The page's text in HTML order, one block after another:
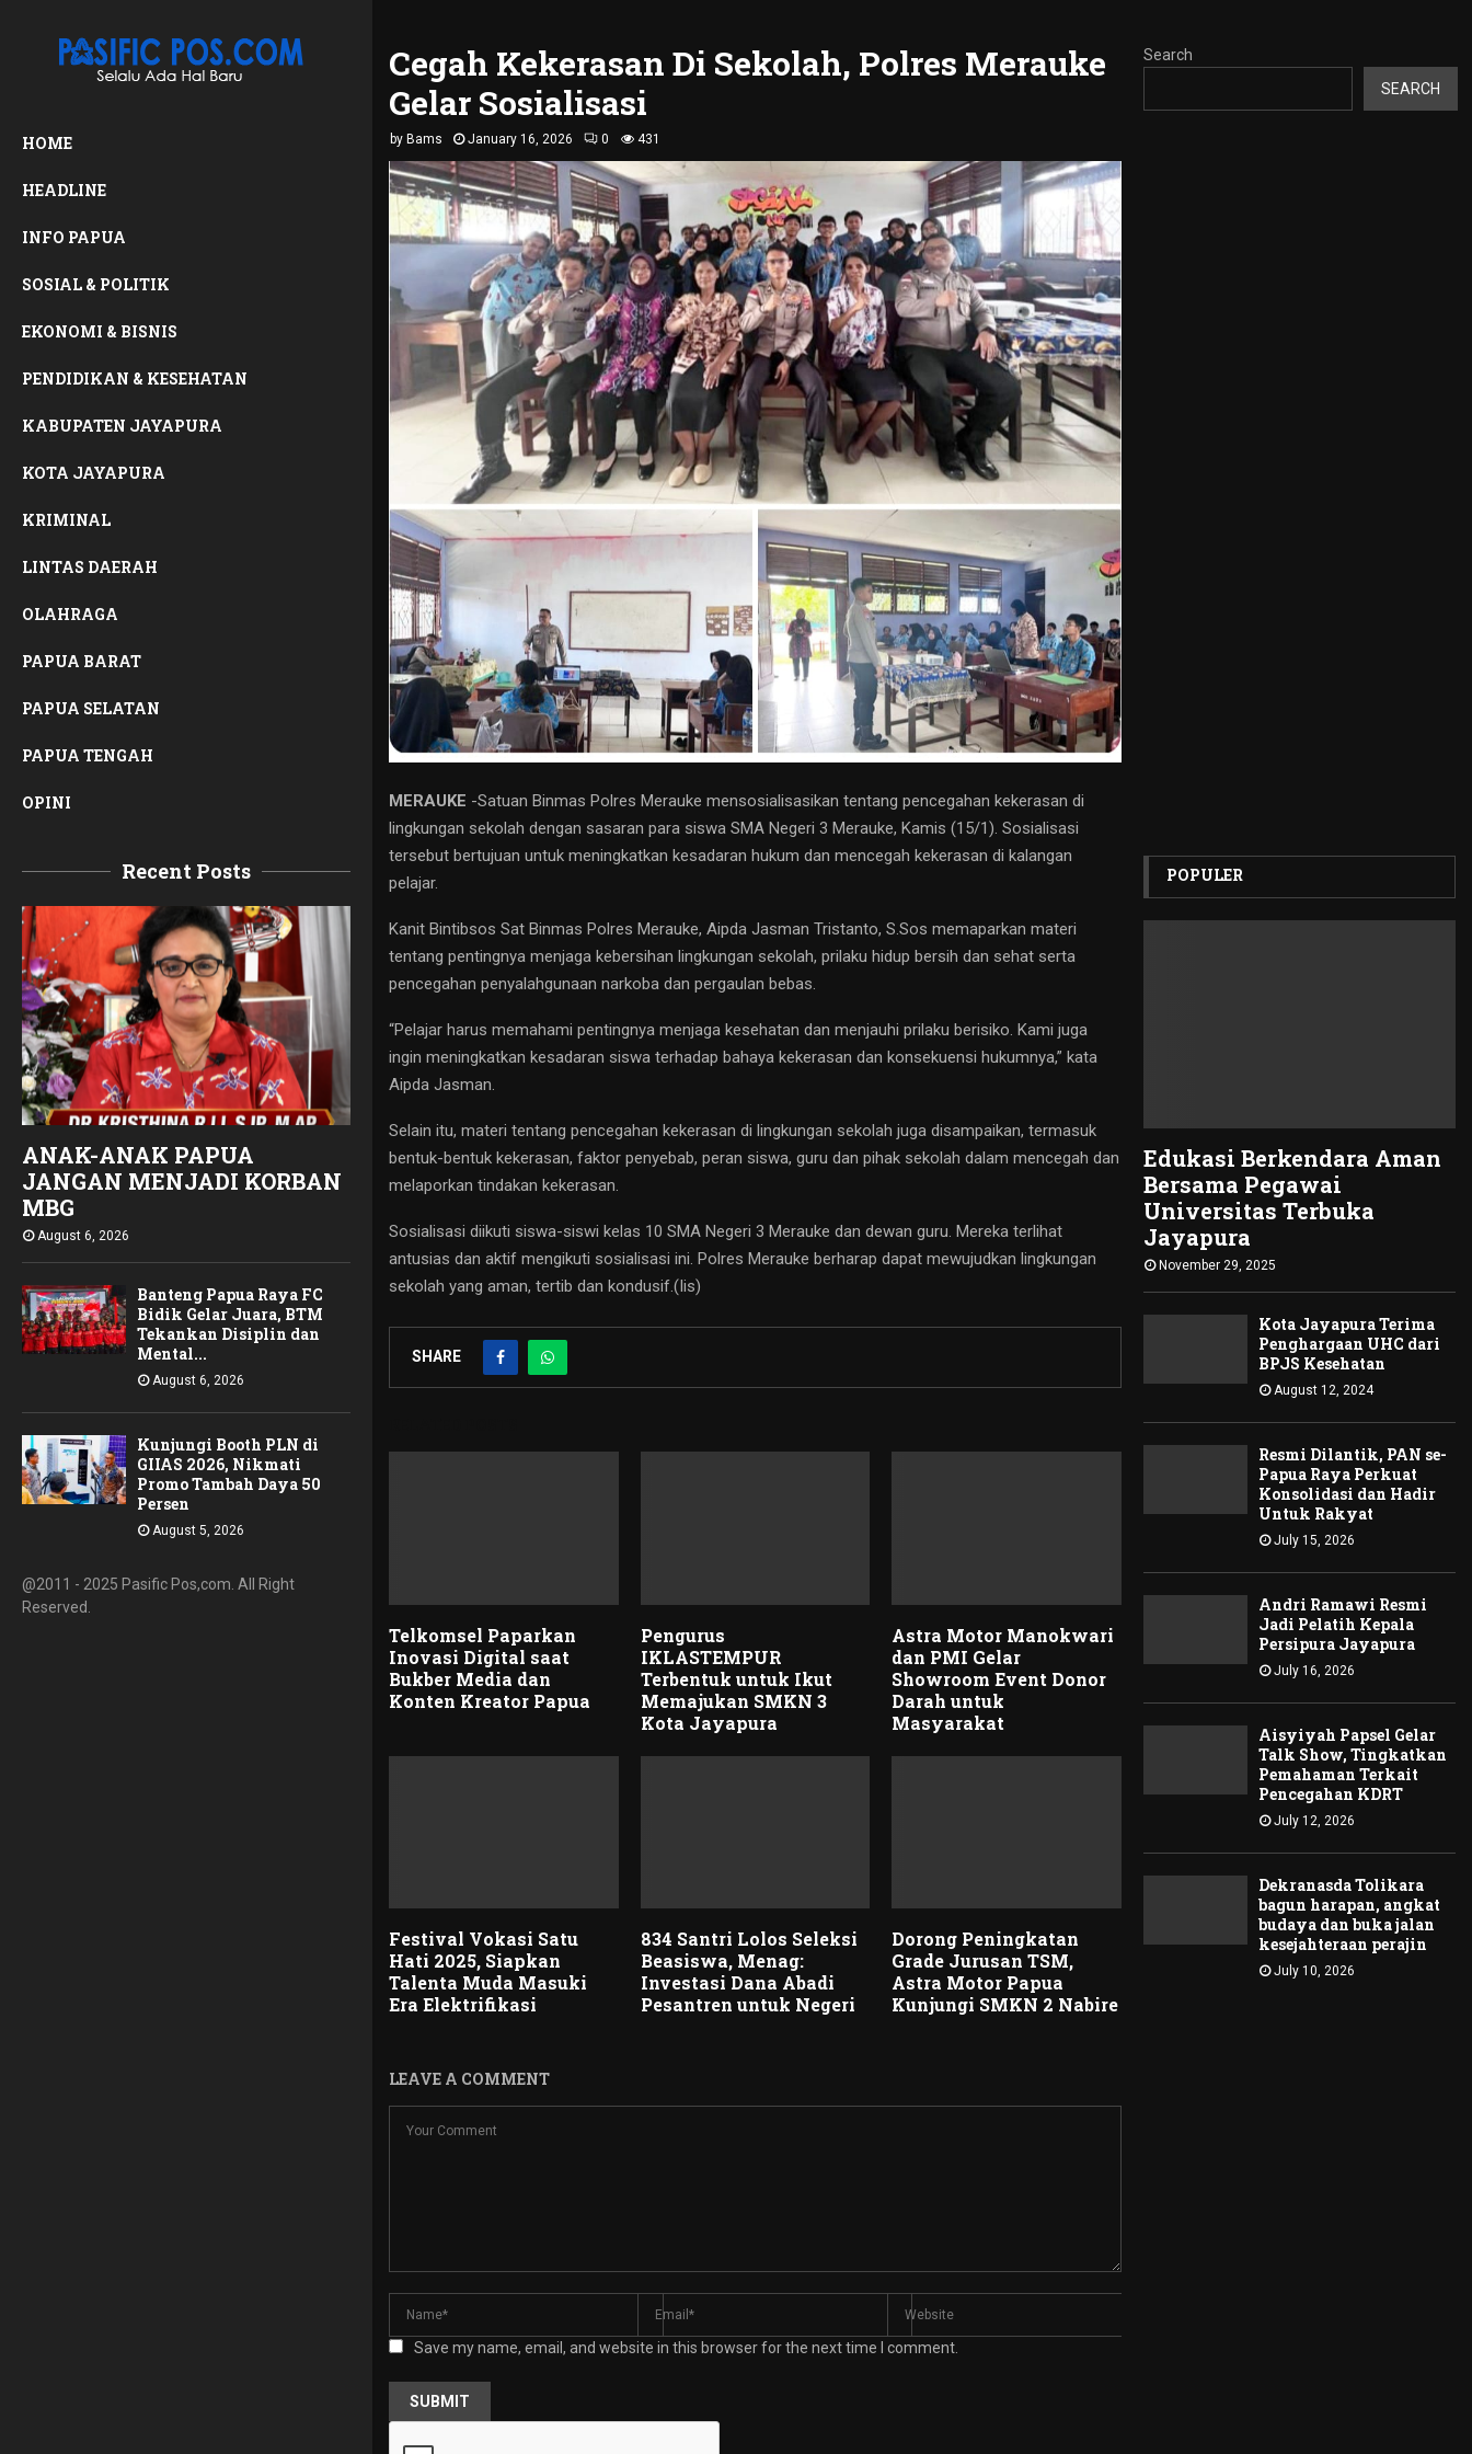
HOME
HEADLINE
INFO PAPUA
SOSIAL & POLITIK
EKONOMI & BISNIS
PENDIDIKAN & KESEHATAN
KABUPATEN JAYAPURA
KOTA JAYAPURA
KRIMINAL
LINTAS DAERAH
OLAHRAGA
PAPUA BARAT
PAPUA SELATAN
PAPUA TENGAH
OPINI
Recent Posts
ANAK-ANAK PAPUA
JANGAN MENJADI KORBAN
MBG
August 6, 2026
Banteng Papua Raya FC
Bidik Gelar Juara, BTM
Tekankan Disiplin dan
Mental...
August 6, 2026
Kunjungi Booth PLN di
GIIAS 2026, Nikmati
Promo Tambah Daya 50
Persen
August 5, 2026
@2011 - 2025 Pasific Pos,com. All Right
Reserved.
Cegah Kekerasan Di Sekolah, Polres Merauke
Gelar Sosialisasi
by Bams January 16, 2026 0 431
MERAUKE -Satuan Binmas Polres Merauke mensosialisasikan tentang pencegahan kekerasan di
lingkungan sekolah dengan sasaran para siswa SMA Negeri 3 Merauke, Kamis (15/1). Sosialisasi
tersebut bertujuan untuk meningkatkan kesadaran hukum dan mencegah kekerasan di kalangan
pelajar.
Kanit Bintibsos Sat Binmas Polres Merauke, Aipda Jasman Tristanto, S.Sos memaparkan materi
tentang pentingnya menjaga kebersihan lingkungan sekolah, prilaku hidup bersih dan sehat serta
pencegahan penyalahgunaan narkoba dan pergaulan bebas.
“Pelajar harus memahami pentingnya menjaga kesehatan dan menjauhi prilaku berisiko. Kami juga
ingin meningkatkan kesadaran siswa terhadap bahaya kekerasan dan konsekuensi hukumnya,” kata
Aipda Jasman.
Selain itu, materi tentang pencegahan kekerasan di lingkungan sekolah juga disampaikan, termasuk
bentuk-bentuk kekerasan, faktor penyebab, peran siswa, guru dan pihak sekolah dalam mencegah dan
melaporkan tindakan kekerasan.
Sosialisasi diikuti siswa-siswi kelas 10 SMA Negeri 3 Merauke dan dewan guru. Mereka terlihat
antusias dan aktif mengikuti sosialisasi ini. Polres Merauke berharap dapat mewujudkan lingkungan
sekolah yang aman, tertib dan kondusif.(Iis)
SHARE
Telkomsel Paparkan
Inovasi Digital saat
Bukber Media dan
Konten Kreator Papua
Pengurus
IKLASTEMPUR
Terbentuk untuk Ikut
Memajukan SMKN 3
Kota Jayapura
Astra Motor Manokwari
dan PMI Gelar
Showroom Event Donor
Darah untuk
Masyarakat
Festival Vokasi Satu
Hati 2025, Siapkan
Talenta Muda Masuki
Era Elektrifikasi
834 Santri Lolos Seleksi
Beasiswa, Menag:
Investasi Dana Abadi
Pesantren untuk Negeri
Dorong Peningkatan
Grade Jurusan TSM,
Astra Motor Papua
Kunjungi SMKN 2 Nabire
LEAVE A COMMENT
Save my name, email, and website in this browser for the next time I comment.
Search
SEARCH
POPULER
Edukasi Berkendara Aman
Bersama Pegawai
Universitas Terbuka
Jayapura
November 29, 2025
Kota Jayapura Terima
Penghargaan UHC dari
BPJS Kesehatan
August 12, 2024
Resmi Dilantik, PAN se-
Papua Raya Perkuat
Konsolidasi dan Hadir
Untuk Rakyat
July 15, 2026
Andri Ramawi Resmi
Jadi Pelatih Kepala
Persipura Jayapura
July 16, 2026
Aisyiyah Papsel Gelar
Talk Show, Tingkatkan
Pemahaman Terkait
Pencegahan KDRT
July 12, 2026
Dekranasda Tolikara
bagun harapan, angkat
budaya dan buka jalan
kesejahteraan perajin
July 10, 2026